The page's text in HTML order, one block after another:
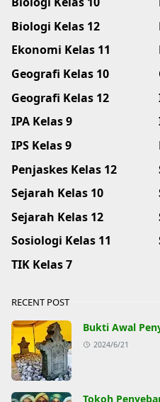
Biologi Kelas 12
Ekonomi Kelas 11
Geografi Kelas 10
Geografi Kelas 12
IPA Kelas 9
IPS Kelas 9
Penjaskes Kelas 12
Sejarah Kelas 10
Sejarah Kelas 12
Sosiologi Kelas 11
TIK Kelas 7
RECENT POST
Bukti Awal
2024/6/21
Tokoh